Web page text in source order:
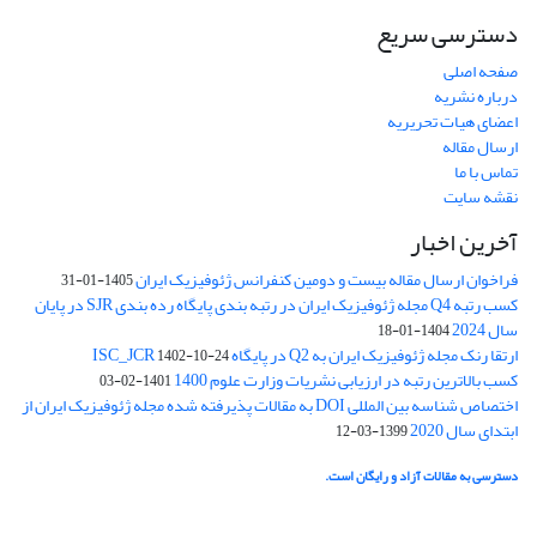
دسترسی سریع
صفحه اصلی
درباره نشریه
اعضای هیات تحریریه
ارسال مقاله
تماس با ما
نقشه سایت
آخرین اخبار
فراخوان ارسال مقاله بیست و دومین کنفرانس ژئوفیزیک ایران1405-01-31
کسب رتبه Q4 مجله ژئوفیزیک ایران در رتبه بندی پایگاه رده بندی SJR در پایان
سال 2024 1404-01-18
ارتقا رنک مجله ژئوفیزیک ایران به Q2 در پایگاه ISC_JCR 1402-10-24
کسب بالاترین رتبه در ارزیابی نشریات وزارت علوم 1400 1401-02-03
اختصاص شناسه بین المللی DOI به مقالات پذیرفته شده مجله ژئوفیزیک ایران از
ابتدای سال 2020 1399-03-12
دسترسی به مقالات آزاد و رایگان است.